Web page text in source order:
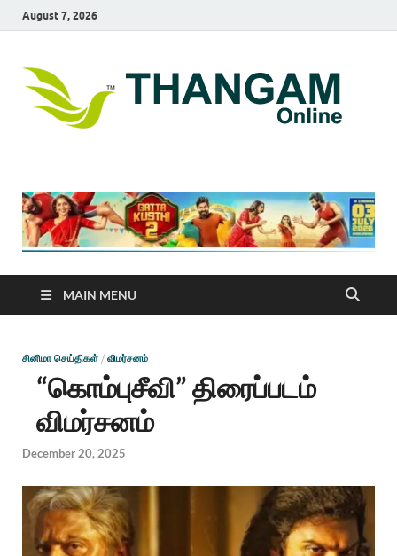
August 7, 2026
MAIN MENU
சினிமா செய்திகள் / விமர்சனம்
“கொம்புசீவி” திரைப்படம்
விமர்சனம்
December 20, 2025